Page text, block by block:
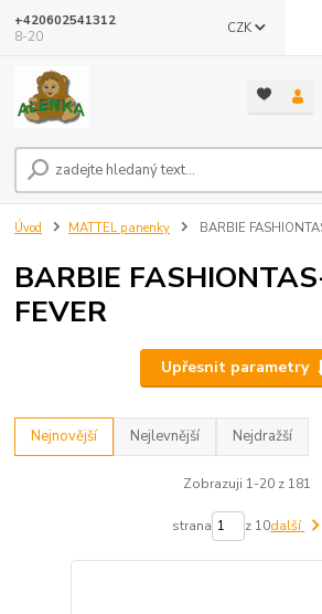
CZK
+420602541312
8-20
Úvod MATTEL panenky BARBIE
BARBIE
FEVER
Upřesnit parametry
Nejnovější Nejlevnější Nejdražší
Zobrazuji 1-20 z 181
strana z 10další